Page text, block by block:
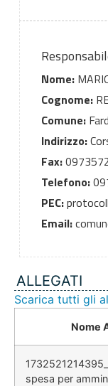
Nome:
Cognome:
Comune:
Indirizzo:
Fax:
Telefono:
PEC:
Email:
ALLEGATI
Scarica tutti gli
Nome
spesa per